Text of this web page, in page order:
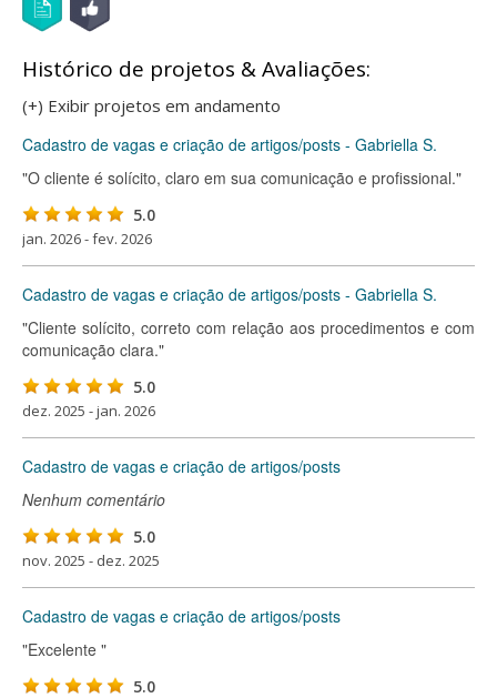
Histórico de projetos & Avaliações:
(+) Exibir projetos em andamento
Cadastro de vagas e criação de artigos/posts - Gabriella S.
"O cliente é solícito, claro em sua comunicação e profissional."
5.0
jan. 2026 - fev. 2026
Cadastro de vagas e criação de artigos/posts - Gabriella S.
"Cliente solícito, correto com relação aos procedimentos e com
comunicação clara."
5.0
dez. 2025 - jan. 2026
Cadastro de vagas e criação de artigos/posts
Nenhum comentário
5.0
nov. 2025 - dez. 2025
Cadastro de vagas e criação de artigos/posts
"Excelente "
5.0